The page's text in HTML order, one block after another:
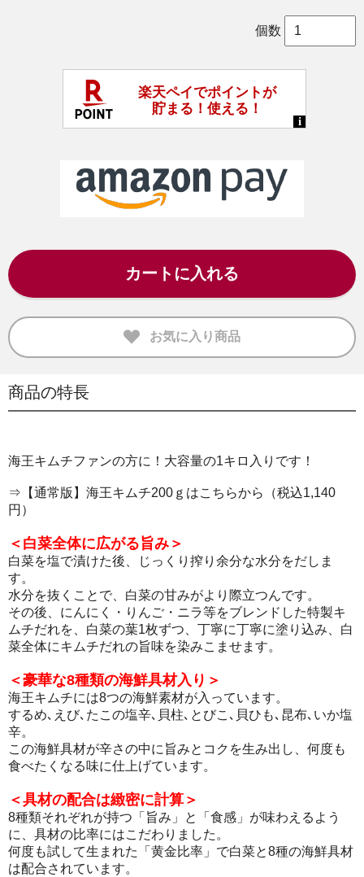
個数
カートに入れる
お気に入り商品
商品の特長
海王キムチファンの方に！大容量の1キロ入りです！
⇒ 【通常版】海王キムチ200ｇはこちらから（税込1,140
円）
＜白菜全体に広がる旨み＞
白菜を塩で漬けた後、じっくり搾り余分な水分をだしま
す。
水分を抜くことで、白菜の甘みがより際立つんです。
その後、にんにく・りんご・ニラ等をブレンドした特製キ
ムチだれを、白菜の葉1枚ずつ、丁寧に丁寧に塗り込み、白
菜全体にキムチだれの旨味を染みこませます。
＜豪華な8種類の海鮮具材入り＞
海王キムチには8つの海鮮素材が入っています。
するめ､えび､たこの塩辛､貝柱､とびこ､貝ひも､昆布､いか塩
辛。
この海鮮具材が辛さの中に旨みとコクを生み出し、何度も
食べたくなる味に仕上げています。
＜具材の配合は緻密に計算＞
8種類それぞれが持つ「旨み」と「食感」が味わえるよう
に、具材の比率にはこだわりました。
何度も試して生まれた「黄金比率」で白菜と8種の海鮮具材
は配合されています。